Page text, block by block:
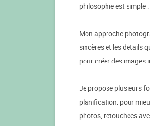
philosophie est simple
Mon approche
sincères et les détails
pour créer des images
Je propose plusieurs
planification, pour
photos, retouchées